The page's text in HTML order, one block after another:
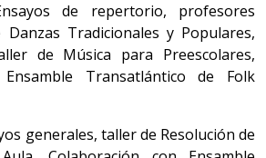
de repertorio, profesores
Tradicionales y Populares,
de Música para Preescolares,
Transatlántico de Folk
generales, taller de Resolución de